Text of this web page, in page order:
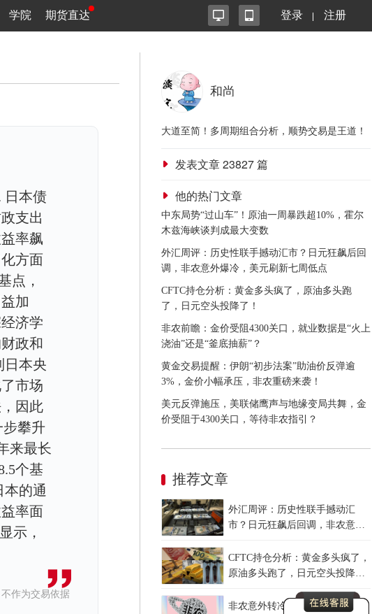
学院 期货直达 登录 注册
日本债
支出
率飙
方面
点，
加
济学
政和
日本央
市场
因此
步攀升
来最长
个基
本的通
率面
示，
作为交易依据
和尚
大道至简！多周期组合分析，顺势交易是王道！
发表文章23827篇
他的热门文章
中东局势“过山车”！原油一周暴跌超10%，霍尔
木兹海峡谈判成最大变数
外汇周评：历史性联手撼动汇市？日元狂飙后回
调，非农意外爆冷，美元刷新七周低点
CFTC持仓分析：黄金多头疯了，原油多头跑
了，日元空头投降了！
非农前瞻：金价受阻4300关口，就业数据是“火上
浇油”还是“釜底抽薪”？
黄金交易提醒：伊朗“初步法案”助油价反弹逾
3%，金价小幅承压，非农重磅来袭！
美元反弹施压，美联储鹰声与地缘变局共舞，金
价受阻于4300关口，等待非农指引？
推荐文章
外汇周评：历史性联手撼动汇
市？日元狂飙后回调，非农意外
CFTC持仓分析：黄金多头疯了，
原油多头跑了，日元空头投降
非农意外转冷，美联储是高瞻远